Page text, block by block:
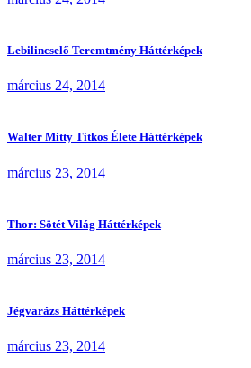
Lebilincselő Teremtmény Háttérképek
március 24, 2014
Walter Mitty Titkos Élete Háttérképek
március 23, 2014
Thor: Sötét Világ Háttérképek
március 23, 2014
Jégvarázs Háttérképek
március 23, 2014